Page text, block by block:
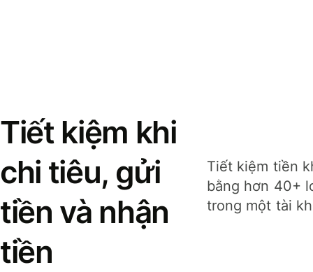
Tiết kiệm khi
chi tiêu, gửi
tiền và nhận
tiền
Tiết kiệm tiền
bằng hơn 40+
trong một tài